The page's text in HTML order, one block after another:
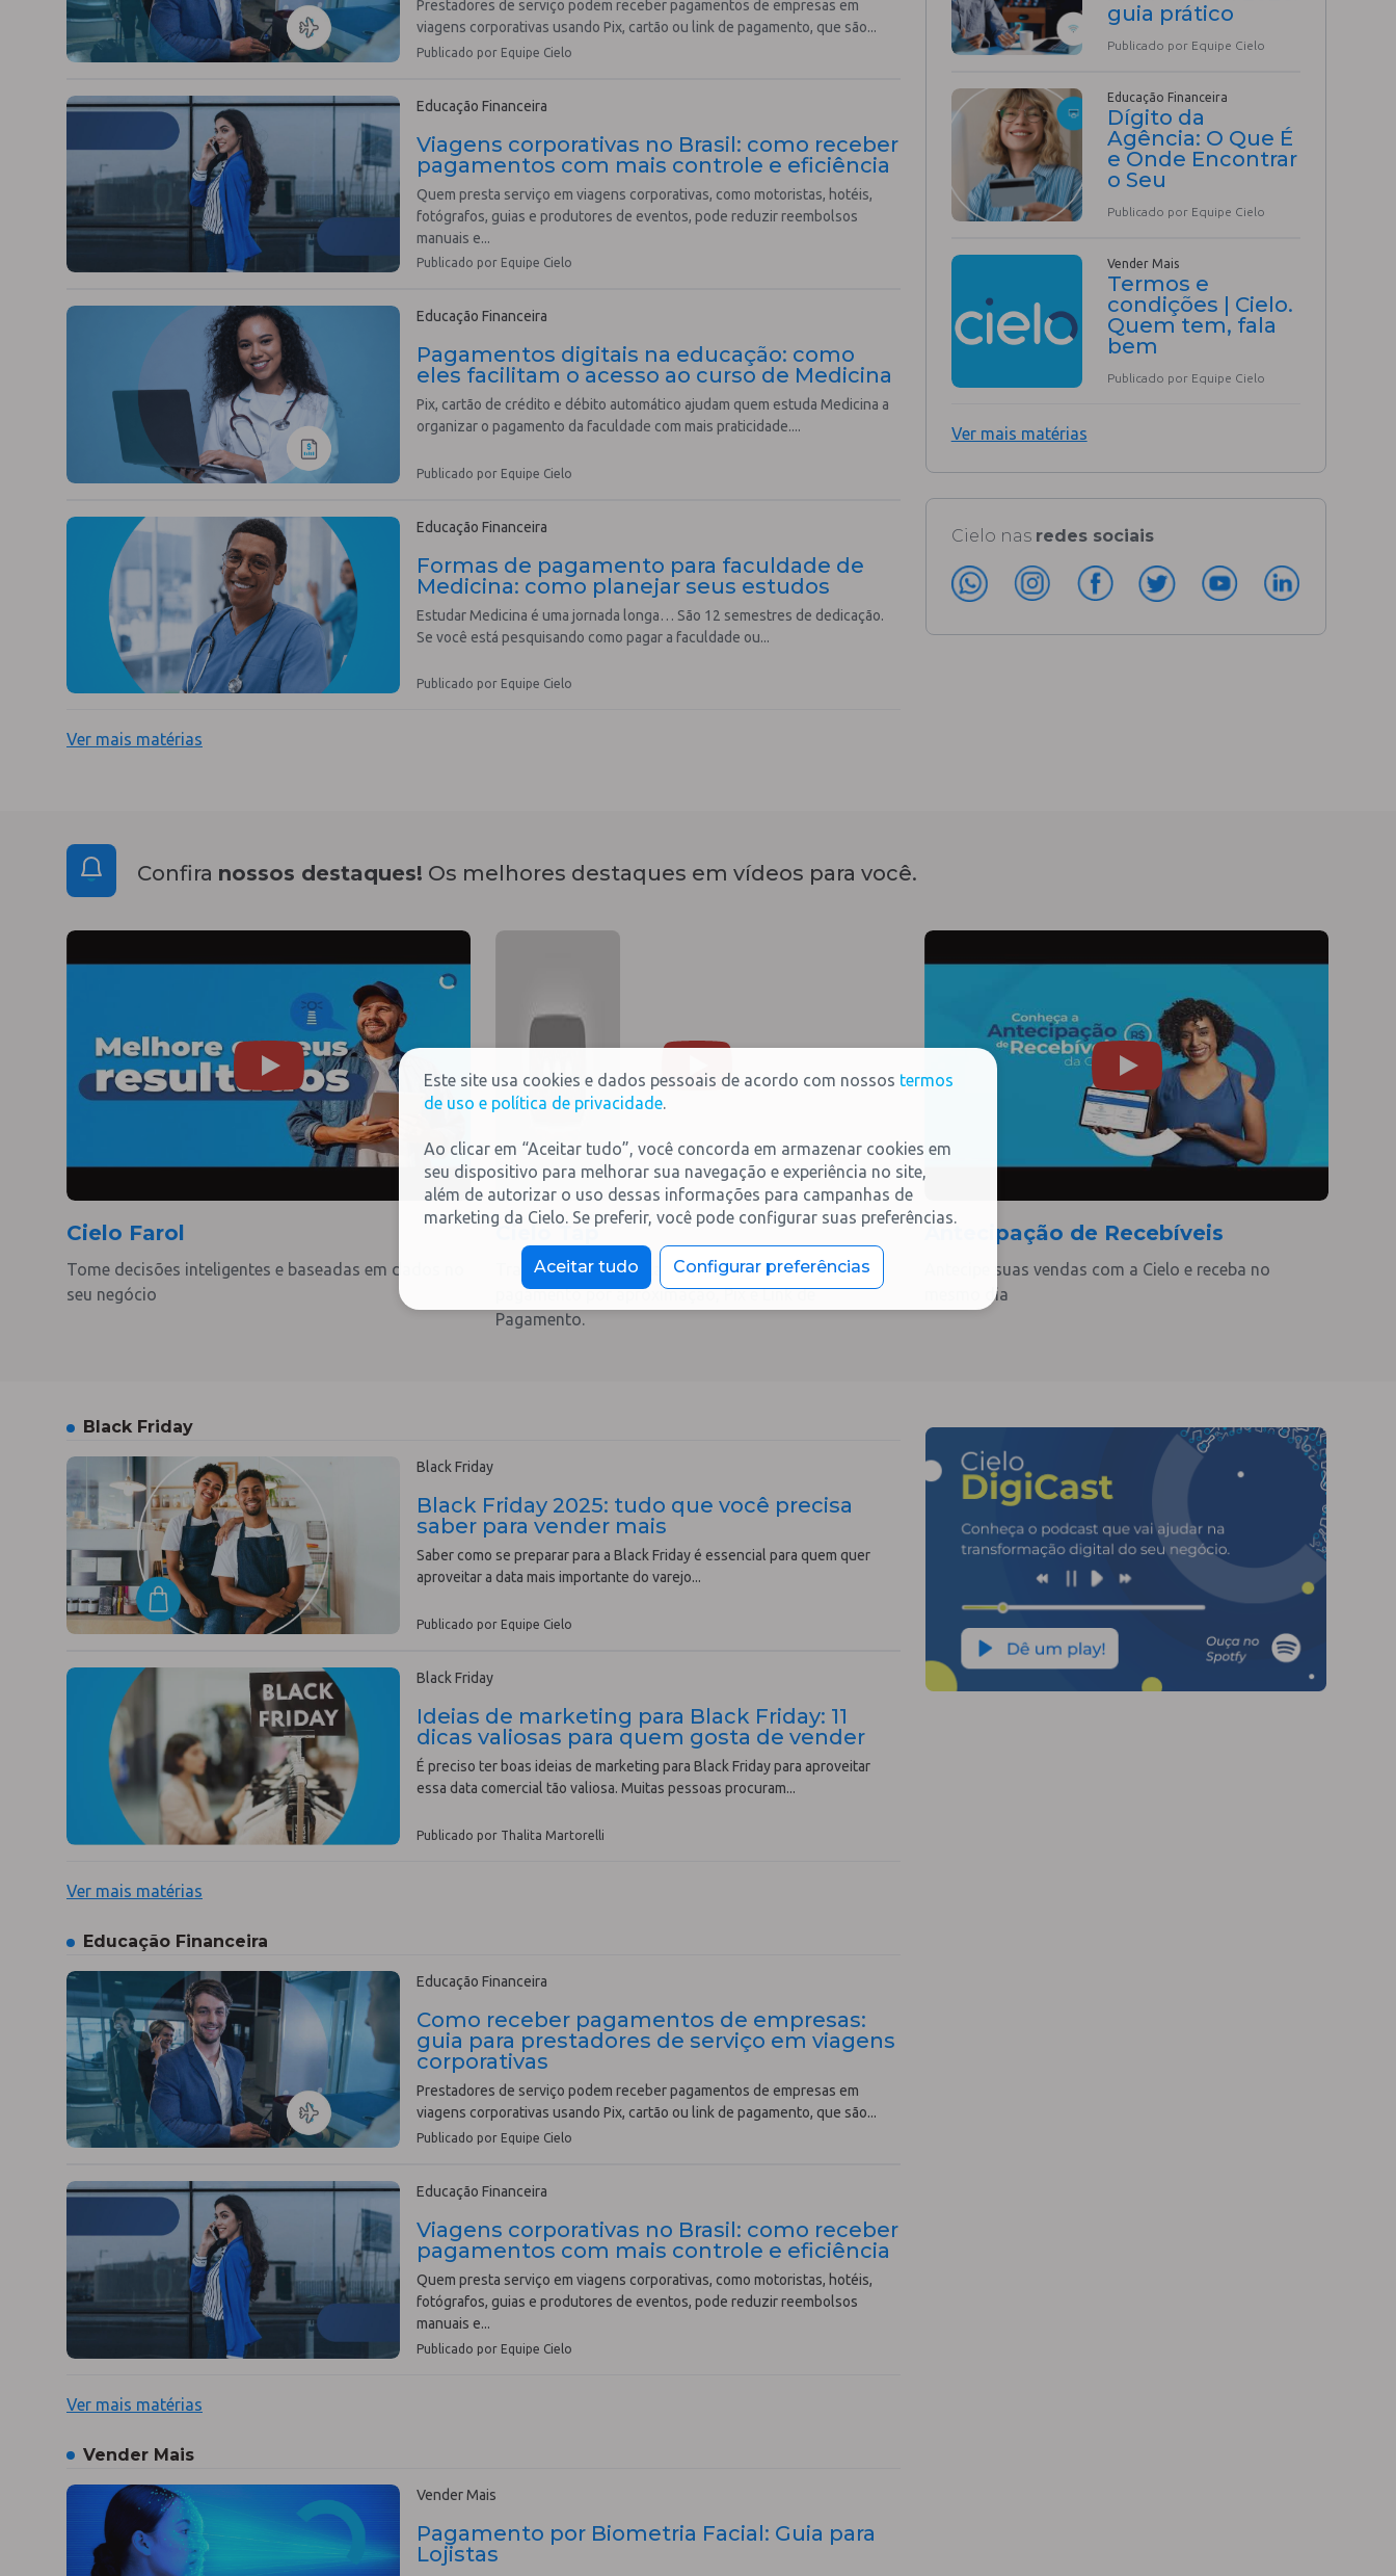
Prestadores de serviço podem receber pagamentos de empresas em
viagens corporativas usando Pix, cartão ou link de pagamento, que são...
Publicado por Equipe Cielo
Educação Financeira
Viagens corporativas no Brasil: como receber
pagamentos com mais controle e eficiência
Quem presta serviço em viagens corporativas, como motoristas, hotéis,
fotógrafos, guias e produtores de eventos, pode reduzir reembolsos
manuais e...
Publicado por Equipe Cielo
Educação Financeira
Pagamentos digitais na educação: como
eles facilitam o acesso ao curso de Medicina
Pix, cartão de crédito e débito automático ajudam quem estuda Medicina a
organizar o pagamento da faculdade com mais praticidade....
Publicado por Equipe Cielo
Educação Financeira
Formas de pagamento para faculdade de
Medicina: como planejar seus estudos
Estudar Medicina é uma jornada longa… São 12 semestres de dedicação.
Se você está pesquisando como pagar a faculdade ou...
Publicado por Equipe Cielo
Ver mais matérias
guia prático
Publicado por Equipe Cielo
Educação Financeira
Dígito da
Agência: O Que É
e Onde Encontrar
o Seu
Publicado por Equipe Cielo
Vender Mais
Termos e
condições | Cielo.
Quem tem, fala
bem
Publicado por Equipe Cielo
Ver mais matérias
Cielo nas redes sociais
Confira nossos destaques! Os melhores destaques em vídeos para você.
Cielo Farol
Tome decisões inteligentes e baseadas em dados no
seu negócio
Cielo Tap
Transforme seu celular em maquininha e aceite
pagamento por aproximação, Pix e Link de
Pagamento.
Antecipação de Recebíveis
Antecipe suas vendas com a Cielo e receba no
mesmo dia
Black Friday
Black Friday
Black Friday 2025: tudo que você precisa
saber para vender mais
Saber como se preparar para a Black Friday é essencial para quem quer
aproveitar a data mais importante do varejo...
Publicado por Equipe Cielo
Black Friday
Ideias de marketing para Black Friday: 11
dicas valiosas para quem gosta de vender
É preciso ter boas ideias de marketing para Black Friday para aproveitar
essa data comercial tão valiosa. Muitas pessoas procuram...
Publicado por Thalita Martorelli
Ver mais matérias
Educação Financeira
Educação Financeira
Como receber pagamentos de empresas:
guia para prestadores de serviço em viagens
corporativas
Prestadores de serviço podem receber pagamentos de empresas em
viagens corporativas usando Pix, cartão ou link de pagamento, que são...
Publicado por Equipe Cielo
Educação Financeira
Viagens corporativas no Brasil: como receber
pagamentos com mais controle e eficiência
Quem presta serviço em viagens corporativas, como motoristas, hotéis,
fotógrafos, guias e produtores de eventos, pode reduzir reembolsos
manuais e...
Publicado por Equipe Cielo
Ver mais matérias
Vender Mais
Vender Mais
Pagamento por Biometria Facial: Guia para
Lojistas
Este site usa cookies e dados pessoais de acordo com nossos termos
de uso e política de privacidade.
Ao clicar em “Aceitar tudo”, você concorda em armazenar cookies em
seu dispositivo para melhorar sua navegação e experiência no site,
além de autorizar o uso dessas informações para campanhas de
marketing da Cielo. Se preferir, você pode configurar suas preferências.
Aceitar tudo Configurar preferências